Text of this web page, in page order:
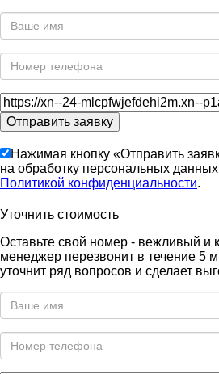
Нажимая кнопку «Отправить
на обработку персональных данных
Политикой конфиденциальности.
Уточнить стоимость
Оставьте свой номер - вежливый и
менеджер перезвонит в течение 5
уточнит ряд вопросов и сделает